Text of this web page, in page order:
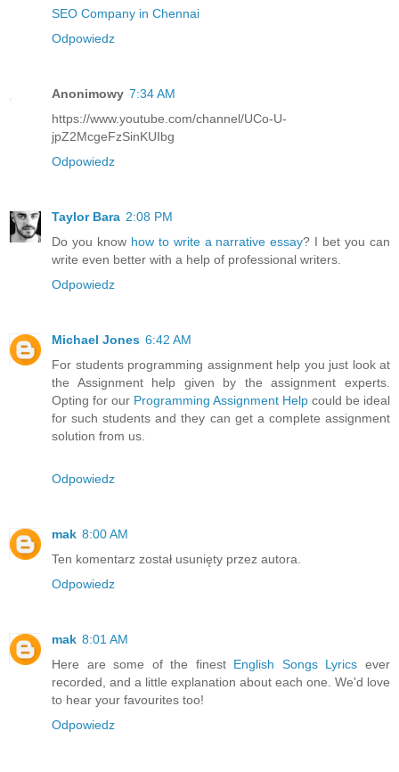
SEO Company in Chennai
Odpowiedz
Anonimowy 7:34 AM
https://www.youtube.com/channel/UCo-U-
jpZ2McgeFzSinKUIbg
Odpowiedz
Taylor Bara 2:08 PM
Do you know how to write a narrative essay? I bet you can
write even better with a help of professional writers.
Odpowiedz
Michael Jones 6:42 AM
For students programming assignment help you just look at
the Assignment help given by the assignment experts.
Opting for our Programming Assignment Help could be ideal
for such students and they can get a complete assignment
solution from us.
Odpowiedz
mak 8:00 AM
Ten komentarz został usunięty przez autora.
Odpowiedz
mak 8:01 AM
Here are some of the finest English Songs Lyrics ever
recorded, and a little explanation about each one. We'd love
to hear your favourites too!
Odpowiedz